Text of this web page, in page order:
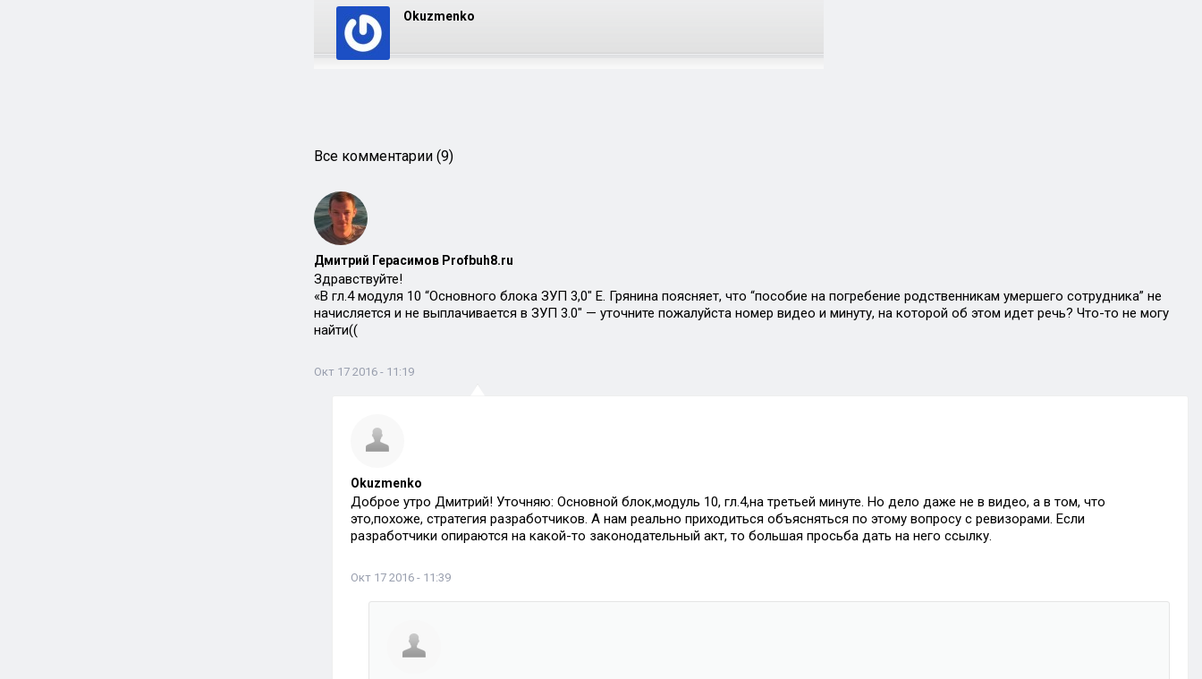
Okuzmenko
Все комментарии (9)
Дмитрий Герасимов Profbuh8.ru
Здравствуйте!
«В гл.4 модуля 10 “Основного блока ЗУП 3,0″ Е. Грянина поясняет, что “пособие на погребение родственникам умершего сотрудника” не
начисляется и не выплачивается в ЗУП 3.0″ — уточните пожалуйста номер видео и минуту, на которой об этом идет речь? Что-то не могу
найти((
Окт 17 2016 - 11:19
Okuzmenko
Доброе утро Дмитрий! Уточняю: Основной блок,модуль 10, гл.4,на третьей минуте. Но дело даже не в видео, а в том, что
это,похоже, стратегия разработчиков. А нам реально приходиться объясняться по этому вопросу с ревизорами. Если
разработчики опираются на какой-то законодательный акт, то большая просьба дать на него ссылку.
Окт 17 2016 - 11:39